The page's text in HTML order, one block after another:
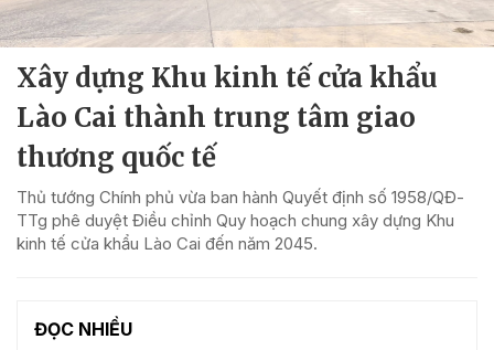
Xây dựng Khu kinh tế cửa khẩu
Lào Cai thành trung tâm giao
thương quốc tế
Thủ tướng Chính phủ vừa ban hành Quyết định số 1958/QĐ-
TTg phê duyệt Điều chỉnh Quy hoạch chung xây dựng Khu
kinh tế cửa khẩu Lào Cai đến năm 2045.
ĐỌC NHIỀU